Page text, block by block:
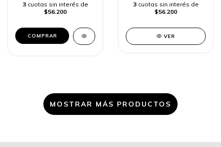
3 cuotas sin interés de
$56.200
3 cuotas sin interés de
$56.200
VER
MOSTRAR MÁS PRODUCTOS